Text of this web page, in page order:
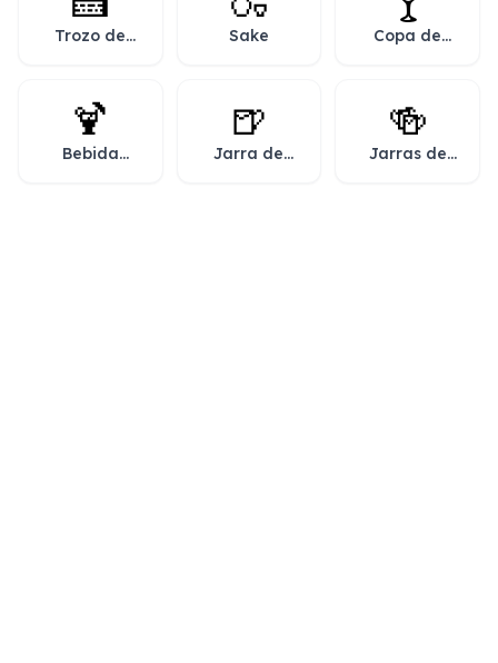
Trozo de
Sake
Copa de
🍹
Bebida
🍺
Jarra de
🍻
Jarras de